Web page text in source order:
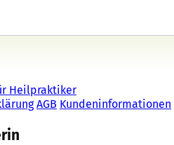
Heilpraktiker
AGB Kundeninformationen